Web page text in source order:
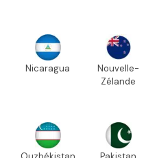
Nicaragua
Nouvelle-
Zélande